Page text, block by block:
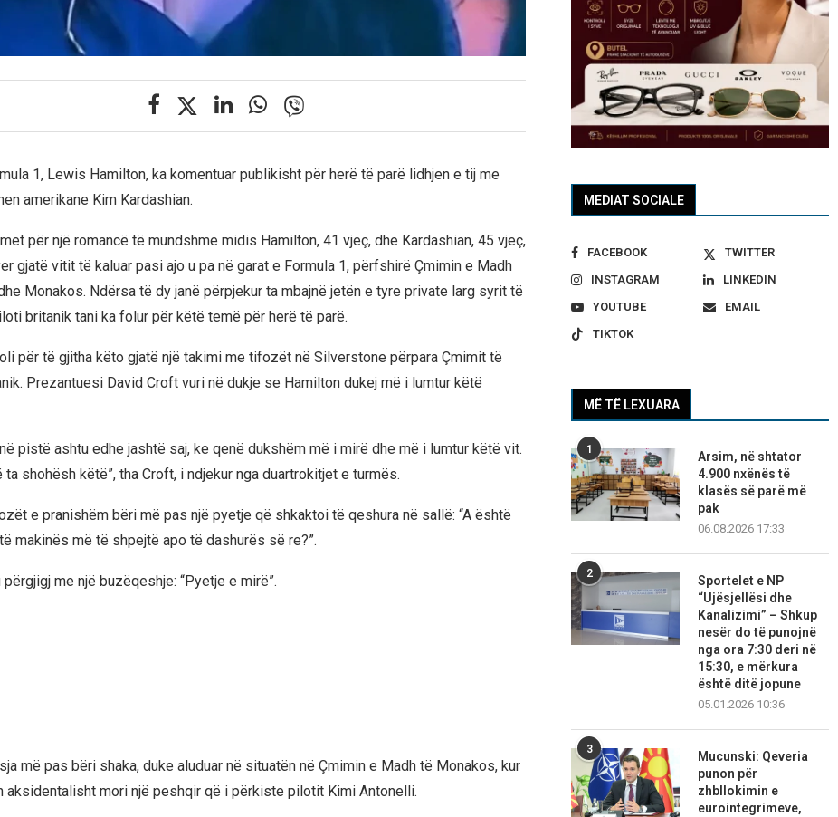
1, Lewis Hamilton, ka komentuar publikisht për herë të parë lidhjen e tij me
amerikane Kim Kardashian.
për një romancë të mundshme midis Hamilton, 41 vjeç, dhe Kardashian, 45 vjeç,
gjatë vitit të kaluar pasi ajo u pa në garat e Formula 1, përfshirë Çmimin e Madh
Monakos. Ndërsa të dy janë përpjekur ta mbajnë jetën e tyre private larg syrit të
britanik tani ka folur për këtë temë për herë të parë.
për të gjitha këto gjatë një takimi me tifozët në Silverstone përpara Çmimit të
Prezantuesi David Croft vuri në dukje se Hamilton dukej më i lumtur këtë
pistë ashtu edhe jashtë saj, ke qenë dukshëm më i mirë dhe më i lumtur këtë vit.
ta shohësh këtë”, tha Croft, i ndjekur nga duartrokitjet e turmës.
e pranishëm bëri më pas një pyetje që shkaktoi të qeshura në sallë: “A është
makinës më të shpejtë apo të dashurës së re?”.
përgjigj me një buzëqeshje: “Pyetje e mirë”.
më pas bëri shaka, duke aluduar në situatën në Çmimin e Madh të Monakos, kur
aksidentalisht mori një peshqir që i përkiste pilotit Kimi Antonelli.
MEDIAT SOCIALE
FACEBOOK
TWITTER
INSTAGRAM
LINKEDIN
YOUTUBE
EMAIL
TIKTOK
MË TË LEXUARA
1
Arsim, në shtator
4.900 nxënës të
klasës së parë më
pak
06.08.2026 17:33
2
Sportelet e NP
“Ujësjellësi dhe
Kanalizimi” – Shkup
nesër do të punojnë
nga ora 7:30 deri në
15:30, e mërkura
është ditë jopune
05.01.2026 10:36
3
Mucunski: Qeveria
punon për
zhbllokimin e
eurointegrimeve,